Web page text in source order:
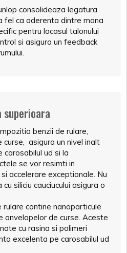
consolideaza legatura
fel ca aderenta dintre mana
pentru locasul talonului
si asigura un feedback
benzii de rulare,
asigura un nivel inalt
carosabilul ud si la
se vor resimti in
accelerare exceptionale. Nu
siliciu cauciucului asigura o
contine nanoparticule
anvelopelor de curse. Aceste
cu rasina si polimeri
excelenta pe carosabilul ud